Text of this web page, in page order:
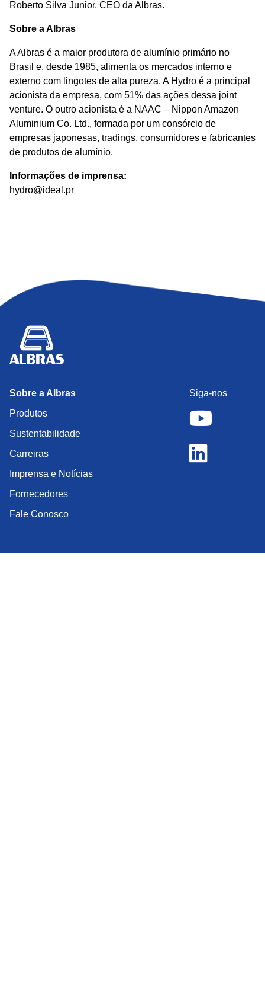
Roberto Silva Junior, CEO da Albras.
Sobre a Albras
A Albras é a maior produtora de alumínio primário no
Brasil e, desde 1985, alimenta os mercados interno e
externo com lingotes de alta pureza. A Hydro é a principal
acionista da empresa, com 51% das ações dessa joint
venture. O outro acionista é a NAAC – Nippon Amazon
Aluminium Co. Ltd., formada por um consórcio de
empresas japonesas, tradings, consumidores e fabricantes
de produtos de alumínio.
Informações de imprensa:
hydro@ideal.pr
Sobre a Albras
Produtos
Sustentabilidade
Carreiras
Imprensa e Notícias
Fornecedores
Fale Conosco
Siga-nos